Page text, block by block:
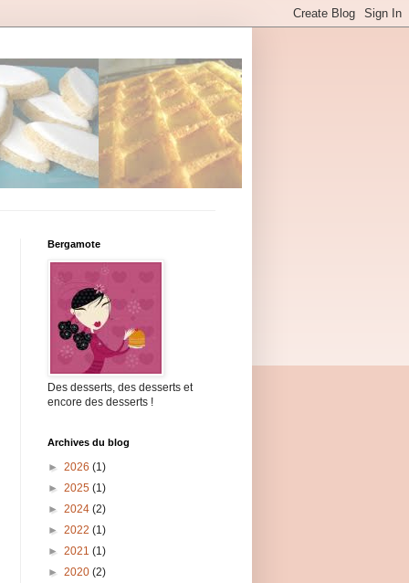
Bergamote
Des desserts, des desserts et
encore des desserts !
Archives du blog
► 2026 (1)
► 2025 (1)
► 2024 (2)
► 2022 (1)
► 2021 (1)
► 2020 (2)